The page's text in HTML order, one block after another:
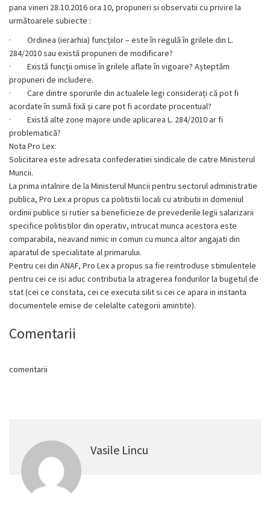
pana vineri 28.10.2016 ora 10, propuneri si observatii cu privire la
următoarele subiecte :
·
Ordinea (ierarhia) funcțiilor – este în regulă în grilele din L.
284/2010 sau există propuneri de modificare?
·
Există funcții omise în grilele aflate în vigoare? Așteptăm
propuneri de includere.
·
Care dintre sporurile din actualele legi considerați că pot fi
acordate în sumă fixă și care pot fi acordate procentual?
·
Există alte zone majore unde aplicarea L. 284/2010 ar fi
problematică?
Nota Pro Lex:
Solicitarea este adresata confederatiei sindicale de catre Ministerul
Muncii.
La prima intalnire de la Ministerul Muncii pentru sectorul administratie
publica, Pro Lex a propus ca politistii locali cu atributii in domeniul
ordinii publice si rutier sa beneficieze de prevederile legii salarizarii
specifice politistilor din operativ, intrucat munca acestora este
comparabila, neavand nimic in comun cu munca altor angajati din
aparatul de specialitate al primarului.
Pentru cei din ANAF, Pro Lex a propus sa fie reintroduse stimulentele
pentru cei ce isi aduc contributia la atragerea fondurilor la bugetul de
stat (cei ce constata, cei ce executa silit si cei ce apara in instanta
documentele emise de celelalte categorii amintite).
Comentarii
comentarii
Vasile Lincu